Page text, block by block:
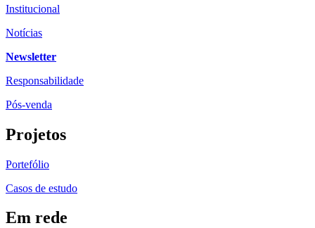
Institucional
Notícias
Newsletter
Responsabilidade
Pós-venda
Projetos
Portefólio
Casos de estudo
Em rede